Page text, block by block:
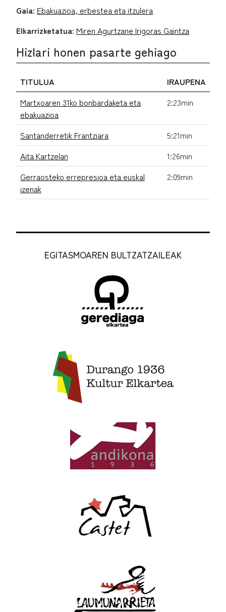
Gaia: Ebakuazioa, erbestea eta itzulera
Elkarrizketatua: Miren Agurtzane Irigoras Gaintza
Hizlari honen pasarte gehiago
TITULUA
IRAUPENA
Martxoaren 31ko bonbardaketa eta
ebakuazioa
2:23min
Santanderretik Frantziara
5:21min
Aita Kartzelan
1:26min
Gerraosteko errepresioa eta euskal
izenak
2:09min
EGITASMOAREN BULTZATZAILEAK